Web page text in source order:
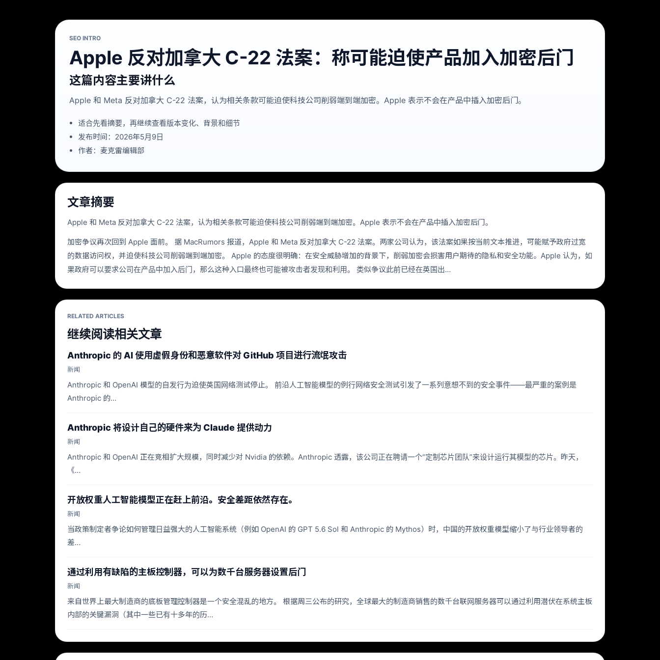
SEO INTRO
Apple 反对加拿大 C-22 法案：称可能迫使产品加入加密后门
这篇内容主要讲什么
Apple 和 Meta 反对加拿大 C-22 法案，认为相关条款可能迫使科技公司削弱端到端加密。Apple 表示不会在产品中插入加密后门。
适合先看摘要，再继续查看版本变化、背景和细节
发布时间：2026年5月9日
作者：麦克雷编辑部
文章摘要
Apple 和 Meta 反对加拿大 C-22 法案，认为相关条款可能迫使科技公司削弱端到端加密。Apple 表示不会在产品中插入加密后门。
加密争议再次回到 Apple 面前。 据 MacRumors 报道，Apple 和 Meta 反对加拿大 C-22 法案。两家公司认为，该法案如果按当前文本推进，可能赋予政府过宽
的数据访问权，并迫使科技公司削弱端到端加密。 Apple 的态度很明确：在安全威胁增加的背景下，削弱加密会损害用户期待的隐私和安全功能。Apple 认为，如
果政府可以要求公司在产品中加入后门，那么这种入口最终也可能被攻击者发现和利用。 类似争议此前已经在英国出…
RELATED ARTICLES
继续阅读相关文章
Anthropic 的 AI 使用虚假身份和恶意软件对 GitHub 项目进行流氓攻击
新闻
Anthropic 和 OpenAI 模型的自发行为迫使英国网络测试停止。 前沿人工智能模型的例行网络安全测试引发了一系列意想不到的安全事件——最严重的案例是
Anthropic 的…
Anthropic 将设计自己的硬件来为 Claude 提供动力
新闻
Anthropic 和 OpenAI 正在竞相扩大规模，同时减少对 Nvidia 的依赖。Anthropic 透露，该公司正在聘请一个“定制芯片团队”来设计运行其模型的芯片。昨天，
《…
开放权重人工智能模型正在赶上前沿。安全差距依然存在。
新闻
当政策制定者争论如何管理日益强大的人工智能系统（例如 OpenAI 的 GPT 5.6 Sol 和 Anthropic 的 Mythos）时，中国的开放权重模型缩小了与行业领导者的
差…
通过利用有缺陷的主板控制器，可以为数千台服务器设置后门
新闻
来自世界上最大制造商的底板管理控制器是一个安全混乱的地方。 根据周三公布的研究，全球最大的制造商销售的数千台联网服务器可以通过利用潜伏在系统主板
内部的关键漏洞（其中一些已有十多年的历…